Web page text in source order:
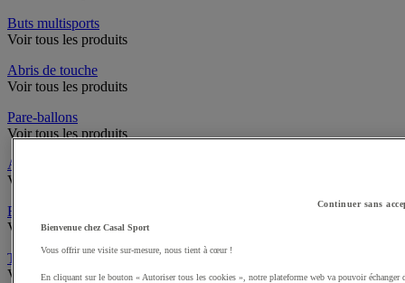
Buts multisports
Voir tous les produits
Abris de touche
Voir tous les produits
Pare-ballons
Voir tous les produits
Accès infrastructures
Voir tous les produits
Brosses à chaussures
Voir tous les produits
Traçage et délimitation de terrain
Voir tous les produits
Continuer sans
Bienvenue chez Casal Sport
Vous offrir une visite sur-mesure, nous tient à cœur !
En cliquant sur le bouton « Autoriser tous les cookies », notre plateforme web va pouvoir échanger